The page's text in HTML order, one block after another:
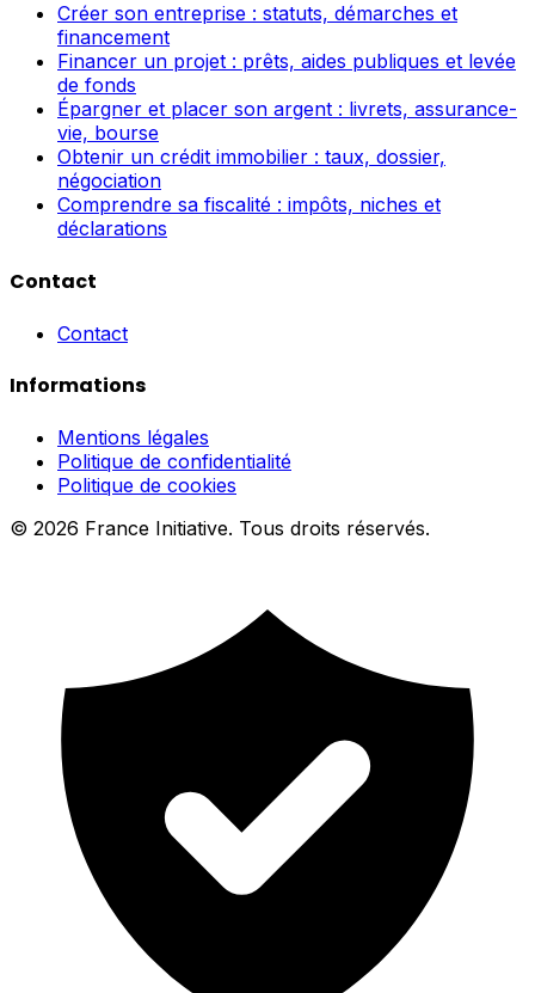
Créer son entreprise : statuts, démarches et
financement
Financer un projet : prêts, aides publiques et levée
de fonds
Épargner et placer son argent : livrets, assurance-
vie, bourse
Obtenir un crédit immobilier : taux, dossier,
négociation
Comprendre sa fiscalité : impôts, niches et
déclarations
Contact
Contact
Informations
Mentions légales
Politique de confidentialité
Politique de cookies
© 2026 France Initiative. Tous droits réservés.